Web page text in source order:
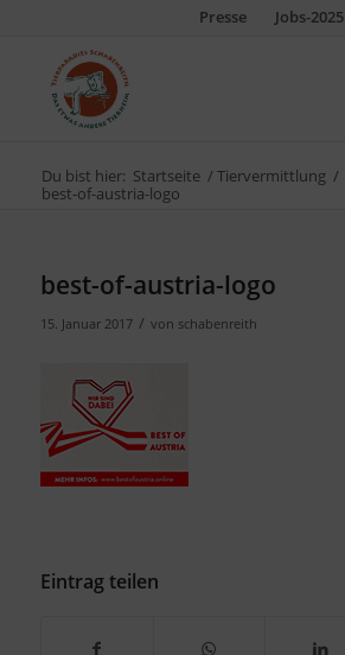
Presse Jobs-2025
Du bist hier: Startseite / Tiervermittlung /
best-of-austria-logo
best-of-austria-logo
15. Januar 2017 / von schabenreith
Eintrag teilen